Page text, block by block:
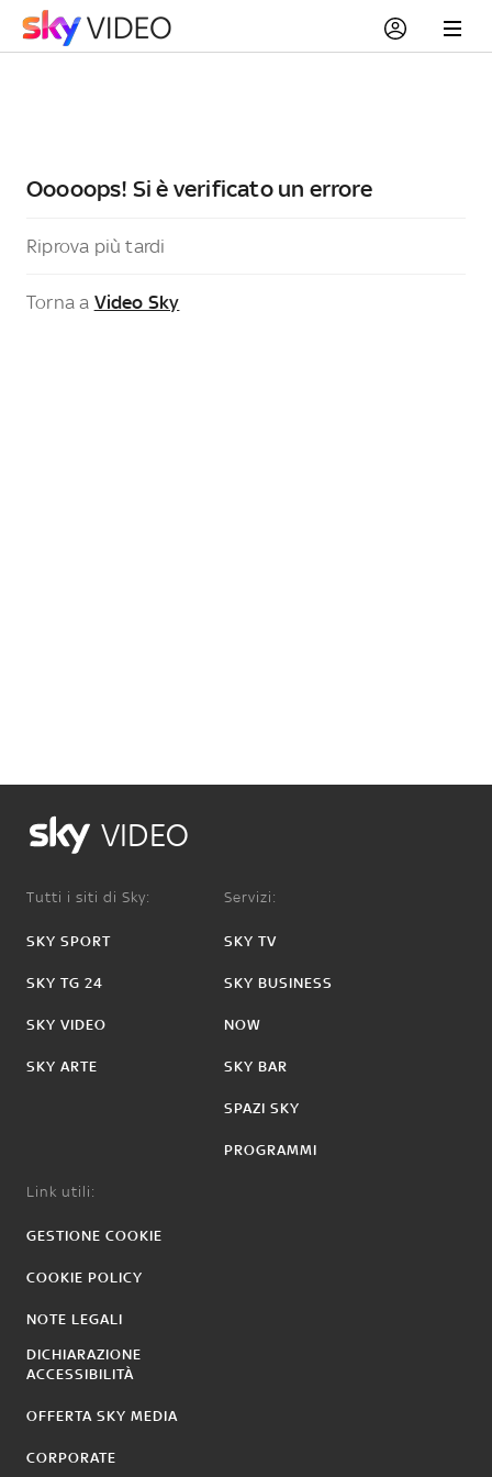
Ooooops! Si è verificato un errore
Riprova più tardi
Torna a Video Sky
VIDEO
Tutti i siti di Sky:
SKY SPORT
SKY TG 24
SKY VIDEO
SKY ARTE
Servizi:
SKY TV
SKY BUSINESS
NOW
SKY BAR
SPAZI SKY
PROGRAMMI
Link utili:
GESTIONE COOKIE
COOKIE POLICY
NOTE LEGALI
DICHIARAZIONE
ACCESSIBILITÀ
OFFERTA SKY MEDIA
CORPORATE